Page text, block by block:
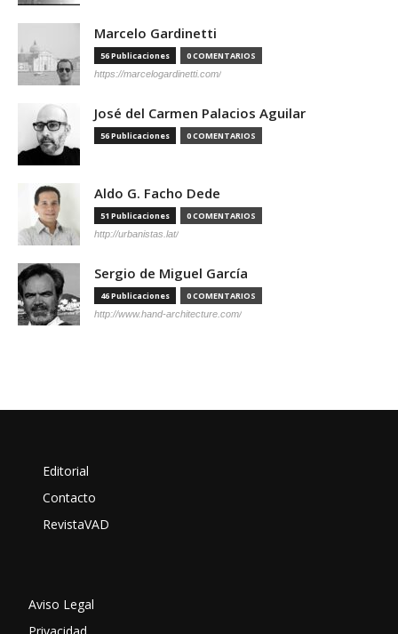
Marcelo Gardinetti
56 Publicaciones 0 COMENTARIOS
https://marcelogardinetti.com/
José del Carmen Palacios Aguilar
56 Publicaciones 0 COMENTARIOS
Aldo G. Facho Dede
51 Publicaciones 0 COMENTARIOS
http://urbanistas.lat/
Sergio de Miguel García
46 Publicaciones 0 COMENTARIOS
http://www.hand-architecture.com/
Editorial
Contacto
RevistaVAD
Aviso Legal